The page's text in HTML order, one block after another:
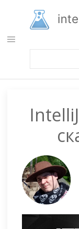
основному
содержанию